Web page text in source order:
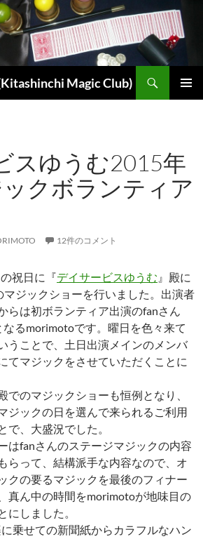
Magic Club)
スゆうむ2015年
クボランティア
12件のコメント
祝日に『デイサービスゆうむ 』殿に
ジックショーを行いました。出演者
らは初ボランティア出演のfanさん
るmorimotoです。曜日を色々来て
うことで、土日出演メインのメンバ
てマジックをさせていただくことに
でのマジックショーも恒例となり、
ジックの日を選んで来られるご利用
で、大盛況でした。
はfanさんのステージマジックの内容
らって、結構派手な内容なので、オ
クの要るマジックを最後のフィナー
真ん中の時間をmorimotoが地味目の
にしました。
乗せての新聞紙からカラフルなハン